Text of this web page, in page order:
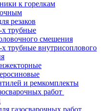
к горелкам
резаков
х трубные
смешения
х трубные внутрисоплового
и ремкомплекты
работ
газосварочных работ